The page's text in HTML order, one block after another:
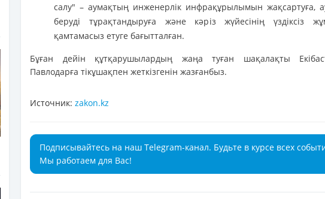
салу" – аумақтың инженерлік инфрақұрылымын жақсартуға,
беруді тұрақтандыруға және кәріз жүйесінің үздіксіз
қамтамасыз етуге бағытталған.
Бұған дейін құтқарушылардың жаңа туған шақалақты
Павлодарға тікұшақпен жеткізгенін жазғанбыз.
Источник: zakon.kz
Подписывайтесь на наш Telegram-канал. Будьте в курсе всех
Мы работаем для Вас!